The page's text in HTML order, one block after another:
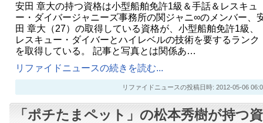
安田 章大の持つ資格は小型船舶免許1級＆手話＆レスキュ
ー・ダイバージャニーズ事務所の関ジャニ∞のメンバー、
田 章大（27）の取得している資格が、小型船舶免許1級、
レスキュー・ダイバーとハイレベルの技術を要するランク
を取得している。 記事と写真とは関係あ…
リファイドニュースの続きを読む...
リファイドニュースの投稿日時: 2012-05-06
「ポチたまペット」の松本秀樹が持つ資